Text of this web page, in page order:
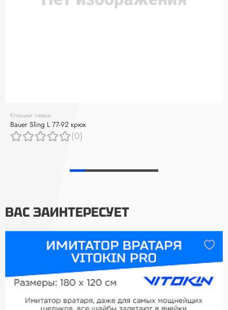
Клюшки левые
Bauer Sling L 77-92 крюк
(0)
ВАС ЗАИНТЕРЕСУЕТ